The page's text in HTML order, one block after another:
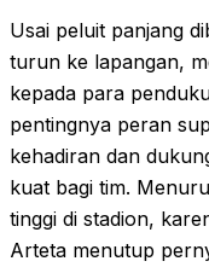
Usai peluit panjang
turun ke lapangan,
kepada para
pentingnya peran
kehadiran dan
kuat bagi tim.
tinggi di stadion,
Arteta menutup